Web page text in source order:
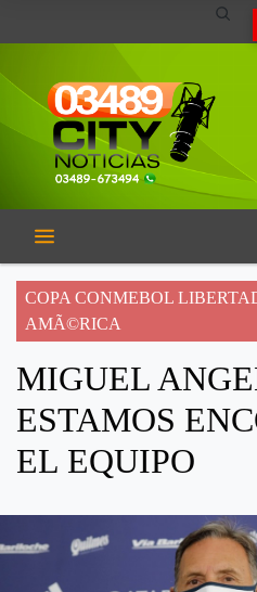
COPA CONMEBOL
AMÃ©RICA
MIGUEL
ESTAMOS
EL EQUIPO